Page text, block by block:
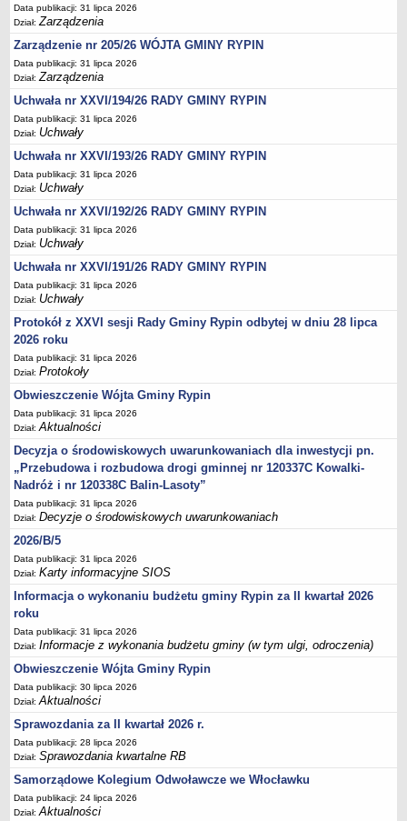
Regulamin naboru na wolne stanowiska urzędnicze
Ogłoszenia o naborze na wolne stanowiska urzędnicze
Lista kandydatów spełniających wymagania formalne w naborach na
wolne stanowiska urzędnicze
Wyniki naboru na wolne stanowiska urzędnicze
Petycje
Sygnaliści
Raporty o stanie dostępności
Wnioski
WŁADZE I STRUKTURA
Struktura organizacyjna
Wójt
Urząd gminy
Jednostki pomocnicze - sołectwa
Plan pracy komisji rewizyjnej
Sesje Rady Gminy Rypin
PRAWO LOKALNE
Statut
Strategia rozwoju
Uchwały
Projekty uchwał
Protokoły
Imienne wykazy głosowań radnych
Postać dokumentów
Akty Prawne, Dzienniki Ustaw, Monitory Polskie
Prawo miejscowe
Zarządzenia
Studium uwarunkowań i kierunków zagospodarowania
przestrzennego
Dane przestrzenne - MPZP
Stałe obwody głosowania, numery, granice oraz siedziby
obwodowych komisji wyborczych, opis granic okręgów wyborczych
Plan ogólny gminy Rypin
Data publikacji: 31 lipca 2026
Dział:Zarządzenia
Zarządzenie nr 205/26 WÓJTA GMINY RYPIN
Data publikacji: 31 lipca 2026
Dział:Zarządzenia
Uchwała nr XXVI/194/26 RADY GMINY RYPIN
Data publikacji: 31 lipca 2026
Dział: Uchwały
Uchwała nr XXVI/193/26 RADY GMINY RYPIN
Data publikacji: 31 lipca 2026
Dział: Uchwały
Uchwała nr XXVI/192/26 RADY GMINY RYPIN
Data publikacji: 31 lipca 2026
Dział: Uchwały
Uchwała nr XXVI/191/26 RADY GMINY RYPIN
Data publikacji: 31 lipca 2026
Dział: Uchwały
Protokół z XXVI sesji Rady Gminy Rypin odbytej w dniu 28 lipca
2026 roku
Data publikacji: 31 lipca 2026
Dział:Protokoły
Obwieszczenie Wójta Gminy Rypin
Data publikacji: 31 lipca 2026
Dział:Aktualności
Decyzja o środowiskowych uwarunkowaniach dla inwestycji pn.
„Przebudowa i rozbudowa drogi gminnej nr 120337C Kowalki-
Nadróż i nr 120338C Balin-Lasoty”
Data publikacji: 31 lipca 2026
Dział:Decyzje o środowiskowych uwarunkowaniach
2026/B/5
Data publikacji: 31 lipca 2026
Dział:Karty informacyjne SIOS
Informacja o wykonaniu budżetu gminy Rypin za II kwartał 2026
roku
Data publikacji: 31 lipca 2026
Dział:Informacje z wykonania budżetu gminy (w tym ulgi, odroczenia)
Obwieszczenie Wójta Gminy Rypin
Data publikacji: 30 lipca 2026
Dział:Aktualności
Sprawozdania za II kwartał 2026 r.
Data publikacji: 28 lipca 2026
Dział:Sprawozdania kwartalne RB
Samorządowe Kolegium Odwoławcze we Włocławku
Data publikacji: 24 lipca 2026
Dział:Aktualności